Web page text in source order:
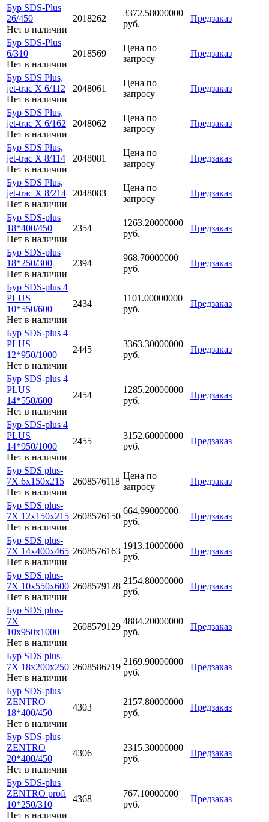
Бур SDS-Plus
26/450
Нет в наличии
2018262
3372.58000000
руб.
Предзаказ
Бур SDS-Plus
6/310
Нет в наличии
2018569
Цена по
запросу
Предзаказ
Бур SDS Plus,
jet-trac X 6/112
Нет в наличии
2048061
Цена по
запросу
Предзаказ
Бур SDS Plus,
jet-trac X 6/162
Нет в наличии
2048062
Цена по
запросу
Предзаказ
Бур SDS Plus,
jet-trac X 8/114
Нет в наличии
2048081
Цена по
запросу
Предзаказ
Бур SDS Plus,
jet-trac X 8/214
Нет в наличии
2048083
Цена по
запросу
Предзаказ
Бур SDS-plus
18*400/450
Нет в наличии
2354
1263.20000000
руб.
Предзаказ
Бур SDS-plus
18*250/300
Нет в наличии
2394
968.70000000
руб.
Предзаказ
Бур SDS-plus 4
PLUS
10*550/600
Нет в наличии
2434
1101.00000000
руб.
Предзаказ
Бур SDS-plus 4
PLUS
12*950/1000
Нет в наличии
2445
3363.30000000
руб.
Предзаказ
Бур SDS-plus 4
PLUS
14*550/600
Нет в наличии
2454
1285.20000000
руб.
Предзаказ
Бур SDS-plus 4
PLUS
14*950/1000
Нет в наличии
2455
3152.60000000
руб.
Предзаказ
Бур SDS plus-
7X 6x150x215
Нет в наличии
2608576118
Цена по
запросу
Предзаказ
Бур SDS plus-
7X 12x150x215
Нет в наличии
2608576150
664.99000000
руб.
Предзаказ
Бур SDS plus-
7X 14x400x465
Нет в наличии
2608576163
1913.10000000
руб.
Предзаказ
Бур SDS plus-
7X 10x550x600
Нет в наличии
2608579128
2154.80000000
руб.
Предзаказ
Бур SDS plus-
7X
10x950x1000
Нет в наличии
2608579129
4884.20000000
руб.
Предзаказ
Бур SDS plus-
7X 18x200x250
Нет в наличии
2608586719
2169.90000000
руб.
Предзаказ
Бур SDS-plus
ZENTRO
18*400/450
Нет в наличии
4303
2157.80000000
руб.
Предзаказ
Бур SDS-plus
ZENTRO
20*400/450
Нет в наличии
4306
2315.30000000
руб.
Предзаказ
Бур SDS-plus
ZENTRO profi
10*250/310
Нет в наличии
4368
767.10000000
руб.
Предзаказ